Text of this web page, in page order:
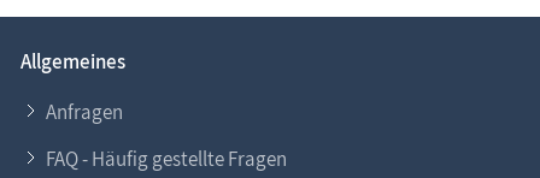
Allgemeines
Anfragen
FAQ - Häufig gestellte Fragen